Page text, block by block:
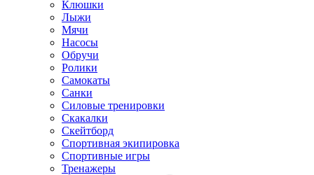
Клюшки
Лыжи
Мячи
Насосы
Обручи
Ролики
Самокаты
Санки
Силовые тренировки
Скакалки
Скейтборд
Спортивная экипировка
Спортивные игры
Тренажеры